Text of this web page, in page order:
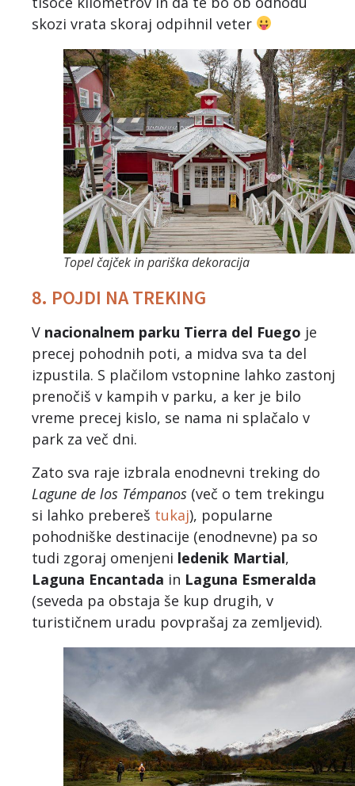
skozi vrata skoraj odpihnil veter
Topel čajček in pariška dekoracija
8. POJDI NA TREKING
V nacionalnem parku Tierra del Fuego je
precej pohodnih poti, a midva sva ta del
izpustila. S plačilom vstopnine lahko zastonj
prenočiš v kampih v parku, a ker je bilo
vreme precej kislo, se nama ni splačalo v
park za več dni.
Zato sva raje izbrala enodnevni treking do
Lagune de los Témpanos (več o tem trekingu
si lahko prebereš tukaj), popularne
pohodniške destinacije (enodnevne) pa so
tudi zgoraj omenjeni ledenik Martial,
Laguna Encantada in Laguna Esmeralda
(seveda pa obstaja še kup drugih, v
turističnem uradu povprašaj za zemljevid).